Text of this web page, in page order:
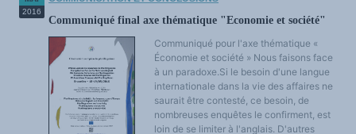
2016
Communiqué final axe thématique "Economie et société"
Communiqué pour l'axe thématique «
Économie et société » Nous faisons face
à un paradoxe.Si le besoin d'une langue
internationale dans la vie des affaires ne
saurait être contesté, ce besoin, de
nombreuses enquêtes le confirment, est
loin de se limiter à l'anglais. D'autres